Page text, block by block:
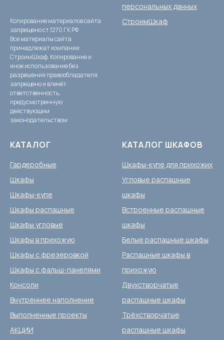
Копирование материалов сайта
запрещено ст.1270 ГК РФ
Все материалы сайта
принадлежат компании
СтроимШкаф. Копирование и
иное использование без
разрешения правообладателя
запрещено и влечёт
ответственность,
предусмотренную
действующим
законодательством
персональных данных
СтроимШкаф
КАТАЛОГ
Гардеробные
Шкафы
Шкафы-купе
Шкафы распашные
Шкафы угловые
Шкафы в прихожую
Шкафы с фрезеровкой
Шкафы с фальш-панелями
Консоли
Внутреннее наполнение
Выполненные проекты
АКЦИИ
КАТАЛОГ ШКАФОВ
Шкафы-купе для прихожих
Угловые распашные
шкафы
Встроенные распашные
шкафы
Белые распашные шкафы
Распашные шкафы в
прихожую
Двухстворчатые
распашные шкафы
Трёхстворчатые
распашные шкафы